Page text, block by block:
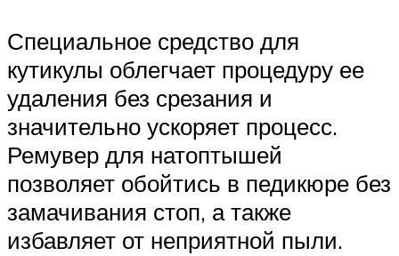
Специальное средство для
кутикулы облегчает процедуру ее
удаления без срезания и
значительно ускоряет процесс.
Ремувер для натоптышей
позволяет обойтись в педикюре без
замачивания стоп, а также
избавляет от неприятной пыли.